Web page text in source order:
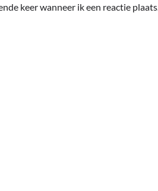
keer wanneer ik een reactie plaats.